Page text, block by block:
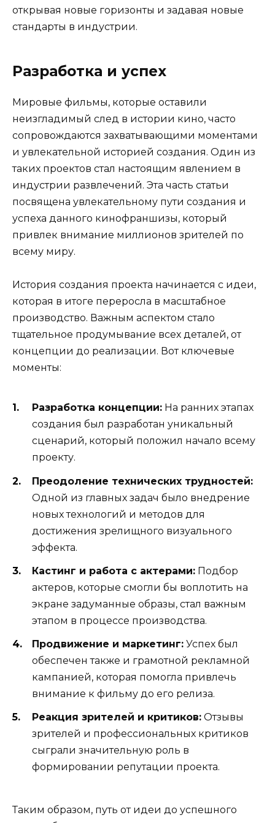
открывая новые горизонты и задавая новые
стандарты в индустрии.
Разработка и успех
Мировые фильмы, которые оставили
неизгладимый след в истории кино, часто
сопровождаются захватывающими моментами
и увлекательной историей создания. Один из
таких проектов стал настоящим явлением в
индустрии развлечений. Эта часть статьи
посвящена увлекательному пути создания и
успеха данного кинофраншизы, который
привлек внимание миллионов зрителей по
всему миру.
История создания проекта начинается с идеи,
которая в итоге переросла в масштабное
производство. Важным аспектом стало
тщательное продумывание всех деталей, от
концепции до реализации. Вот ключевые
моменты:
Разработка концепции: На ранних этапах
создания был разработан уникальный
сценарий, который положил начало всему
проекту.
Преодоление технических трудностей:
Одной из главных задач было внедрение
новых технологий и методов для
достижения зрелищного визуального
эффекта.
Кастинг и работа с актерами: Подбор
актеров, которые смогли бы воплотить на
экране задуманные образы, стал важным
этапом в процессе производства.
Продвижение и маркетинг: Успех был
обеспечен также и грамотной рекламной
кампанией, которая помогла привлечь
внимание к фильму до его релиза.
Реакция зрителей и критиков: Отзывы
зрителей и профессиональных критиков
сыграли значительную роль в
формировании репутации проекта.
Таким образом, путь от идеи до успешного